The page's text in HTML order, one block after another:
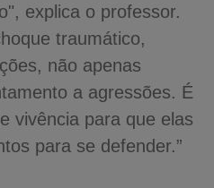
explica o professor.
traumático,
não apenas
a agressões. É
vivência para que elas
para se defender.”